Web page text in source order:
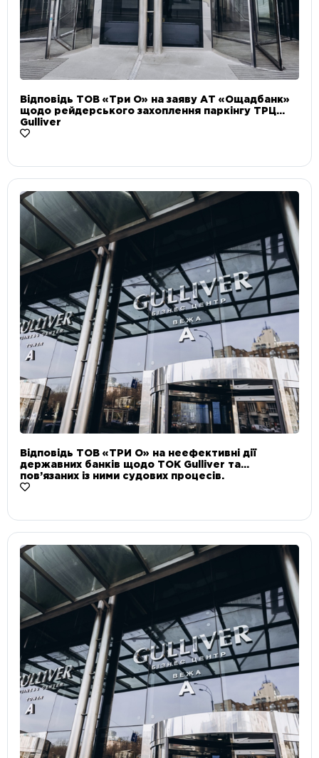
Відповідь ТОВ «Три О» на заяву АТ «Ощадбанк»
щодо рейдерського захоплення паркінгу ТРЦ
Gulliver
Відповідь ТОВ «ТРИ О» на неефективні дії
державних банків щодо ТОК Gulliver та
пов’язаних із ними судових процесів.